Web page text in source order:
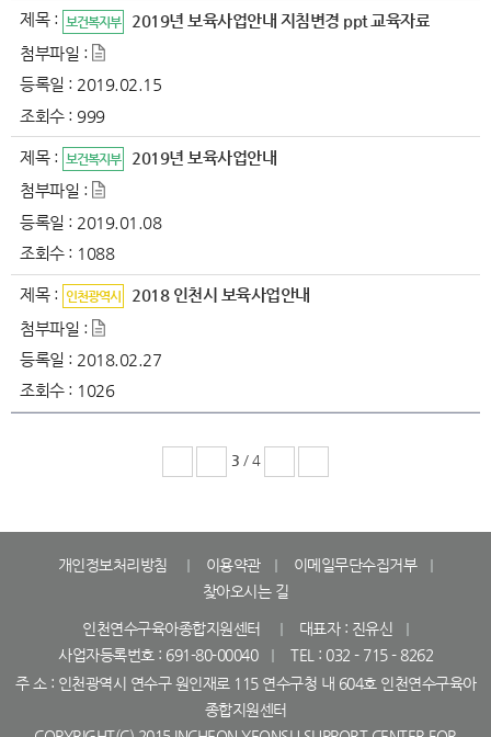
제목 : 보건복지부
2019년 보육사업안내 지침변경 ppt 교육자료
첨부파일 :
등록일 : 2019.02.15
조회수 : 999
제목 : 보건복지부
2019년 보육사업안내
첨부파일 :
등록일 : 2019.01.08
조회수 : 1088
제목 : 인천광역시
2018 인천시 보육사업안내
첨부파일 :
등록일 : 2018.02.27
조회수 : 1026
3 / 4
개인정보처리방침 이용약관
이메일무단수집거부
찾아오시는 길
인천연수구육아종합지원센터
대표자 : 진유신
사업자등록번호 : 691-80-00040
TEL : 032 - 715 - 8262
주 소 : 인천광역시 연수구 원인재로 115 연수구청 내 604호 인천연수구육아
종합지원센터